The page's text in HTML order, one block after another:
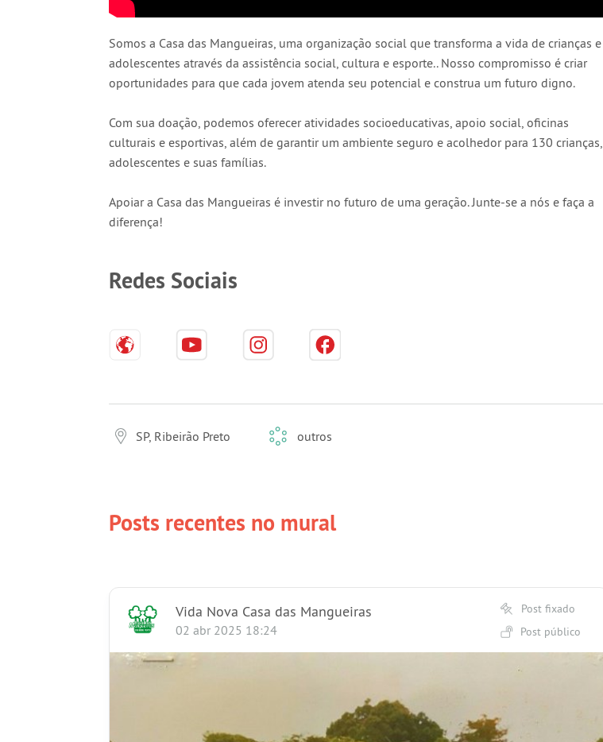
Somos a Casa das Mangueiras, uma organização social que transforma a vida de crianças e
adolescentes através da assistência social, cultura e esporte.. Nosso compromisso é criar
oportunidades para que cada jovem atenda seu potencial e construa um futuro digno.
Com sua doação, podemos oferecer atividades socioeducativas, apoio social, oficinas
culturais e esportivas, além de garantir um ambiente seguro e acolhedor para 130 crianças,
adolescentes e suas famílias.
Apoiar a Casa das Mangueiras é investir no futuro de uma geração. Junte-se a nós e faça a
diferença!
Redes Sociais
SP, Ribeirão Preto outros
Posts recentes no mural
Vida Nova Casa das Mangueiras
02 abr 2025 18:24
Post fixado
Post público